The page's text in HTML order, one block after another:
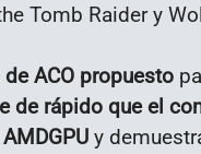
Tomb Raider y
ACO propuesto
de rápido que el
y